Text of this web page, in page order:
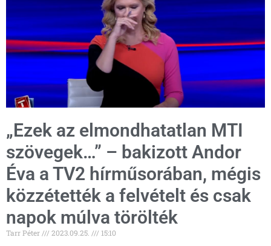
„Ezek az elmondhatatlan MTI
szövegek…” – bakizott Andor
Éva a TV2 hírműsorában, mégis
közzétették a felvételt és csak
napok múlva törölték
Tarr Péter 2023.09.25. 15:10